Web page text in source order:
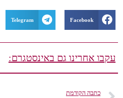
Facebook
Telegram
עקבו אחרינו גם באינסטגרם:
כתבה הקודמת